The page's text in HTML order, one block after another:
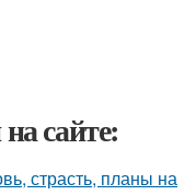
сайте:
страсть, планы на